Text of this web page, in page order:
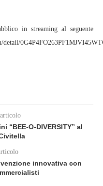
in streaming al seguente
al
innovativa con